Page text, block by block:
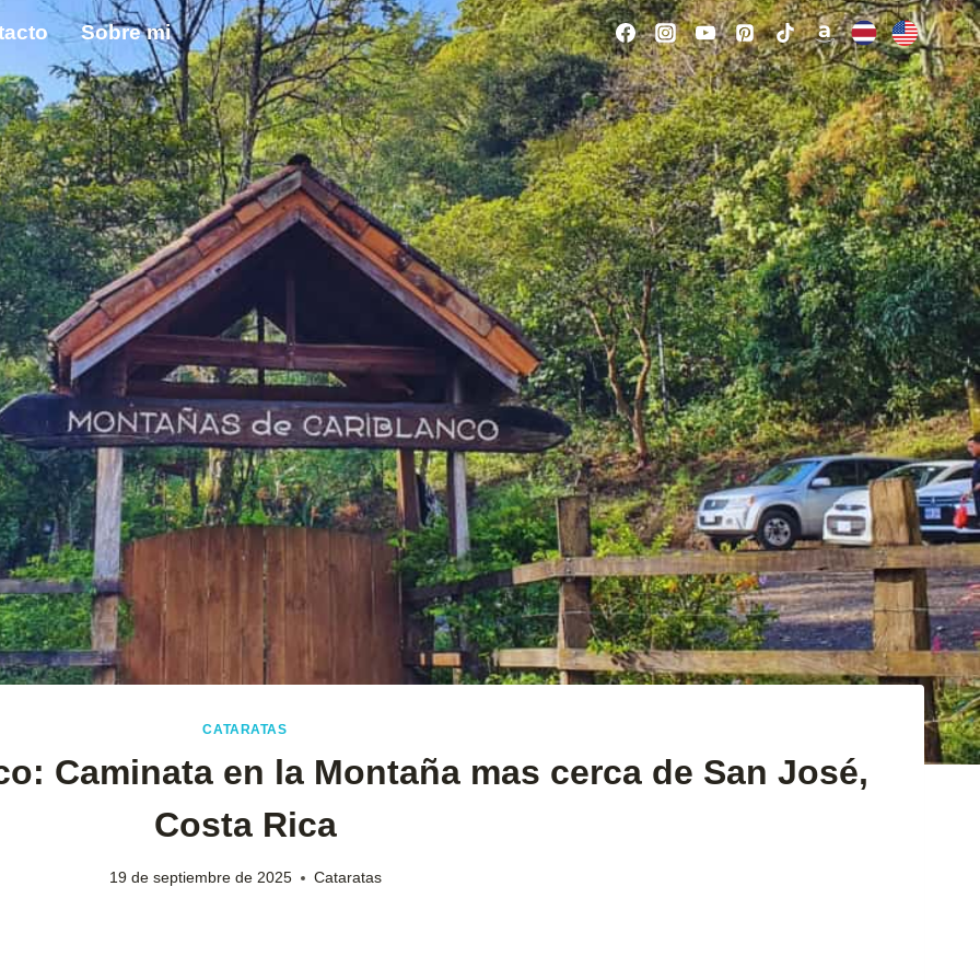
Sobre mi
CATARATAS
Caminata en la Montaña mas cerca de San José,
Costa Rica
19 de septiembre de 2025 Cataratas